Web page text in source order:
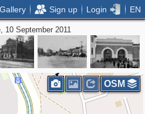
Gallery Sign up Login EN
, 10 September 2011
OSM